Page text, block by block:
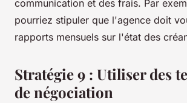
communication et des frais. Par
pourriez stipuler que l'agence doit
rapports mensuels sur l'état des
Stratégie 9 : Utiliser des
de négociation